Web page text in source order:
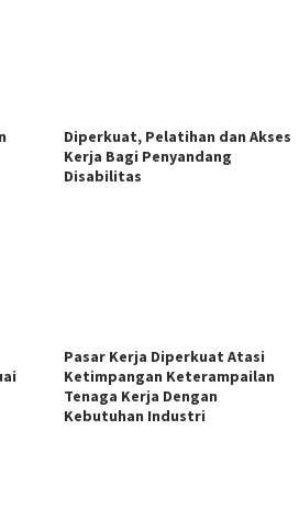
Diperkuat, Pelatihan dan Akses
Kerja Bagi Penyandang
Disabilitas
Pasar Kerja Diperkuat Atasi
Ketimpangan Keterampailan
Tenaga Kerja Dengan
Kebutuhan Industri